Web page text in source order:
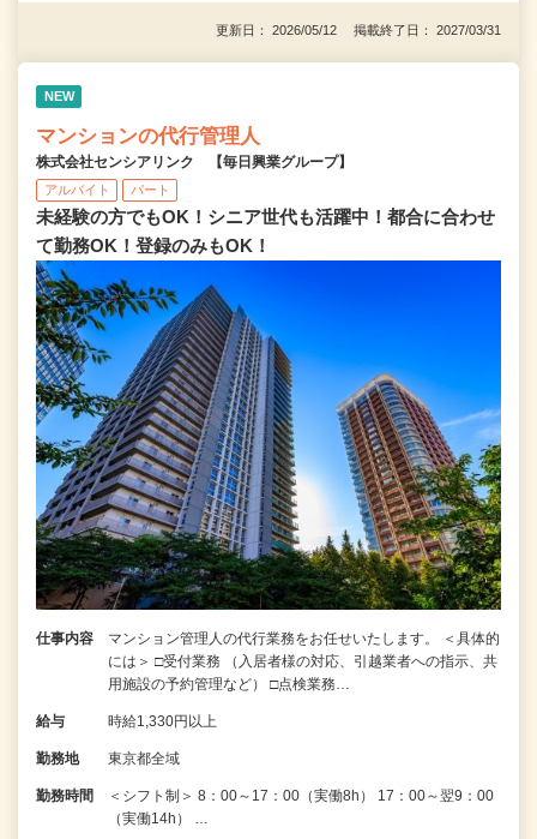
更新日： 2026/05/12 掲載終了日： 2027/03/31
NEW
マンションの代行管理人
株式会社センシアリンク 【毎日興業グループ】
アルバイト パート
未経験の方でもOK！シニア世代も活躍中！都合に合わせ
て勤務OK！登録のみもOK！
仕事内容
マンション管理人の代行業務をお任せいたします。 ＜具体的
には＞ □受付業務 （入居者様の対応、引越業者への指示、共
用施設の予約管理など） □点検業務…
給与 時給1,330円以上
勤務地 東京都全域
勤務時間
＜シフト制＞ 8：00～17：00（実働8h） 17：00～翌9：00
（実働14h） …